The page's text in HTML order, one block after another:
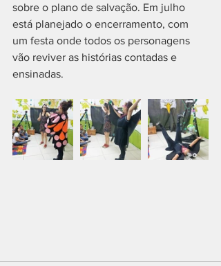
sobre o plano de salvação. Em julho
está planejado o encerramento, com
um festa onde todos os personagens
vão reviver as histórias contadas e
ensinadas.